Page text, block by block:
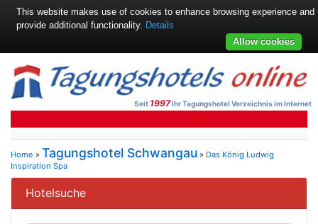
Seit 1997Ihr Tagungshotel Verzeichnis im Internet
Home » Tagungshotel Schwangau » Das König Ludwig
Inspiration Spa
Hotelsuche
This website makes use of cookies to enhance browsing experience and
provide additional functionality. Details
Allow cookies